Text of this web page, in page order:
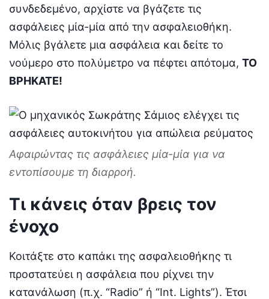
συνδεδεμένο, αρχίστε να βγάζετε τις
ασφάλειες μία-μία από την ασφαλειοθήκη.
Μόλις βγάλετε μια ασφάλεια και δείτε το
νούμερο στο πολύμετρο να πέφτει απότομα, ΤΟ
ΒΡΗΚΑΤΕ!
Αφαιρώντας τις ασφάλειες μία-μία για να
εντοπίσουμε τη διαρροή.
Τι κάνεις όταν βρεις τον
ένοχο
Κοιτάξτε στο καπάκι της ασφαλειοθήκης τι
προστατεύει η ασφάλεια που ρίχνει την
κατανάλωση (π.χ. “Radio” ή “Int. Lights”). Έτσι